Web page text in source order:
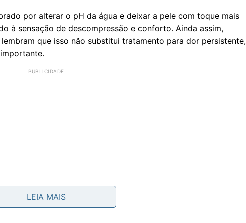
por alterar o pH da água e deixar a pele com toque mais
à sensação de descompressão e conforto. Ainda assim,
que isso não substitui tratamento para dor persistente,
LEIA MAIS